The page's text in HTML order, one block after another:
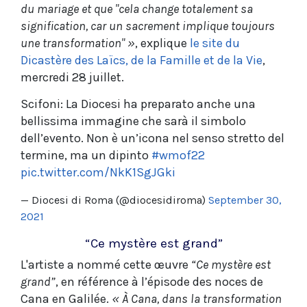
du mariage et que "cela change totalement sa
signification, car un sacrement implique toujours
une transformation" », explique le site du
Dicastère des Laïcs, de la Famille et de la Vie,
mercredi 28 juillet.
Scifoni: La Diocesi ha preparato anche una
bellissima immagine che sarà il simbolo
dell’evento. Non è un’icona nel senso stretto del
termine, ma un dipinto #wmof22
pic.twitter.com/NkK1SgJGki
— Diocesi di Roma (@diocesidiroma) September 30,
2021
“Ce mystère est grand”
L'artiste a nommé cette œuvre “Ce mystère est
grand”, en référence à l’épisode des noces de
Cana en Galilée. « À Cana, dans la transformation